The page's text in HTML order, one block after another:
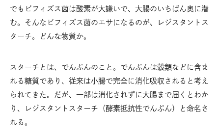
でもビフィズス菌は酸素が大嫌いで、大腸のいちばん奥に潜
む。そんなビフィズス菌のエサになるのが、レジスタントス
ターチ。どんな物質か。
スターチとは、でんぷんのこと。でんぷんは穀類などに含ま
れる糖質であり、従来は小腸で完全に消化吸収されると考え
られてきた。だが、一部は消化されずに大腸まで届くとわか
り、レジスタントスターチ（酵素抵抗性でんぷん）と命名さ
れる。